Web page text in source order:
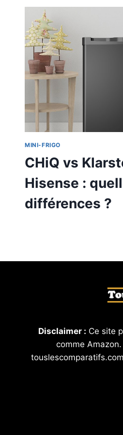
MINI-FRIGO
CHiQ vs
Hisense :
différences ?
Disclaimer : Ce site
comme